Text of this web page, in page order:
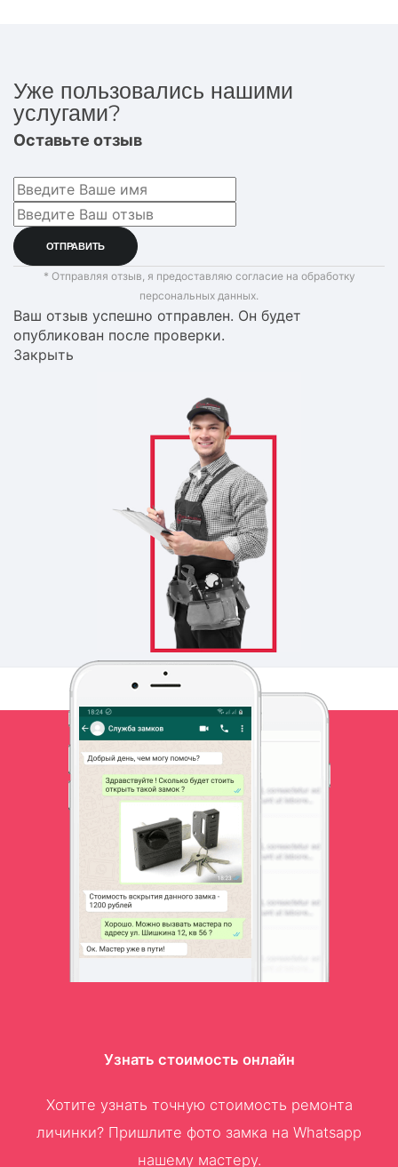
Уже пользовались нашими
услугами?
Оставьте отзыв
* Отправляя отзыв, я предоставляю согласие на обработку
персональных данных.
Ваш отзыв успешно отправлен. Он будет
опубликован после проверки.
Закрыть
Узнать стоимость онлайн
Хотите узнать точную стоимость ремонта
личинки? Пришлите фото замка на Whatsapp
нашему мастеру.